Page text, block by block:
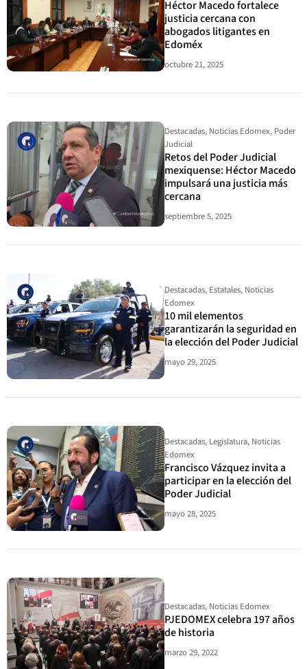
Héctor Macedo fortalece
justicia cercana con
abogados litigantes en
Edoméx
octubre 21, 2025
Destacadas, Noticias Edomex, Poder
Judicial
Retos del Poder Judicial
mexiquense: Héctor Macedo
impulsará una justicia más
cercana
septiembre 5, 2025
Destacadas, Estatales, Noticias
Edomex
10 mil elementos
garantizarán la seguridad en
la elección del Poder Judicial
mayo 29, 2025
Destacadas, Legislatura, Noticias
Edomex
Francisco Vázquez invita a
participar en la elección del
Poder Judicial
mayo 28, 2025
Destacadas, Noticias Edomex
PJEDOMEX celebra 197 años
de historia
marzo 29, 2022